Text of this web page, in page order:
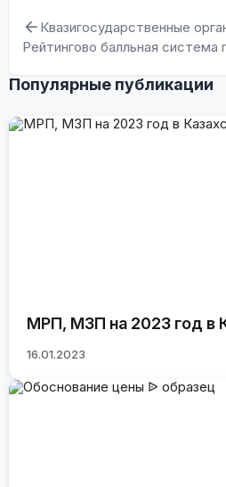
Квазигосударственные
Рейтингово балльная система
Популярные публикации
МРП, МЗП на 2023 год в
16.01.2023